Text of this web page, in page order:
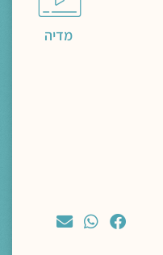
מדיה